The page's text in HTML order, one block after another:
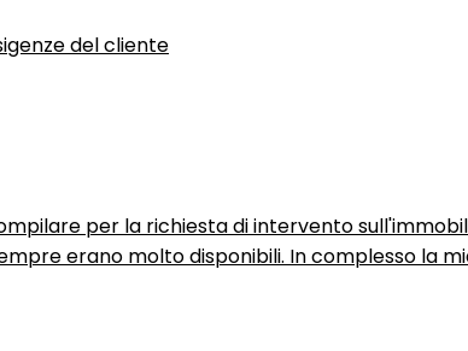
del cliente
per la richiesta di intervento
erano molto disponibili. In complesso la